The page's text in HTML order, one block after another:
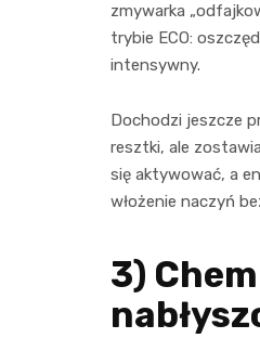
zmywarka
trybie ECO:
intensywny.
Dochodzi jeszcze
resztki, ale
się aktywować, a
włożenie naczyń
3)